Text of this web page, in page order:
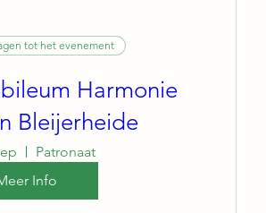
tot het evenement
Harmonie
Bleijerheide
Patronaat
Info